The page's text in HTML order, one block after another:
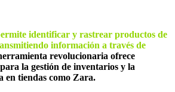
identificar y rastrear productos de
información a través de
revolucionaria ofrece
la gestión de inventarios y la
en tiendas como Zara.